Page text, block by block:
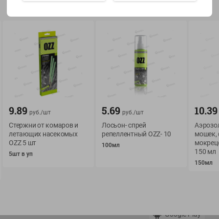
О сервисе
Оплата
Условия доставки
Возврат товара
История покупок
Обратная связь
Приложение Green c
Google Play
9.89 руб./шт
Стержни от комаров и
летающих насекомых
OZZ 5 шт
5шт в уп
5.69 руб./шт
Лосьон- спрей
репеллентный OZZ- 10
100мл
10.39
мошек,
150 мл
150мл